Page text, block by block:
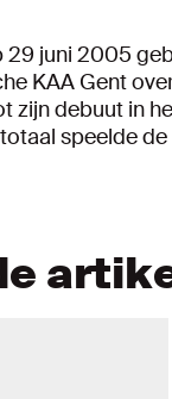
juni 2005
KAA Gent
zijn debuut in
totaal speelde